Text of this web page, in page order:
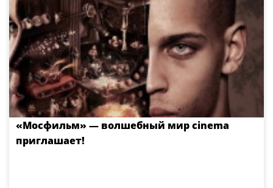
«Мосфильм» — волшебный мир cinema
приглашает!